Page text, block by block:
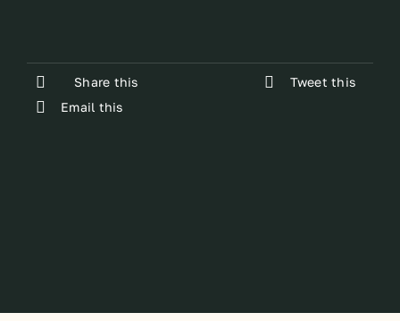
Share this
Tweet this
Email this